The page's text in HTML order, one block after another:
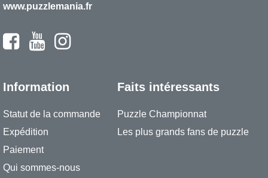
www.puzzlemania.fr
Information
Statut de la commande
Expédition
Paiement
Qui sommes-nous
Faits intéressants
Puzzle Championnat
Les plus grands fans de puzzle